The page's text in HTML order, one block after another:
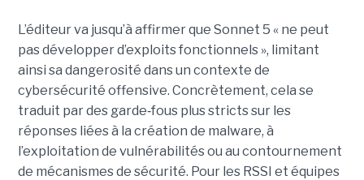
L’éditeur va jusqu’à affirmer que Sonnet 5 « ne peut
pas développer d’exploits fonctionnels », limitant
ainsi sa dangerosité dans un contexte de
cybersécurité offensive. Concrètement, cela se
traduit par des garde‑fous plus stricts sur les
réponses liées à la création de malware, à
l’exploitation de vulnérabilités ou au contournement
de mécanismes de sécurité. Pour les RSSI et équipes